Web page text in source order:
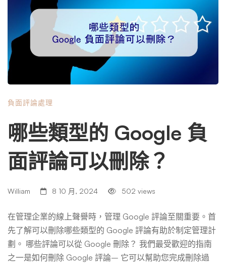
負面評論處理
哪些類型的 Google 負
面評論可以刪除？
William 8 10 月, 2024 502 views
在管理企業的線上聲譽時，管理 Google 評論至關重要。首
先了解可以刪除哪些類型的 Google 評論有助於制定管理計
劃。 哪些評論可以從 Google 刪除？ 我們最受歡迎的指南
之一是如何刪除 Google 評論– 它可以幫助您完成刪除過